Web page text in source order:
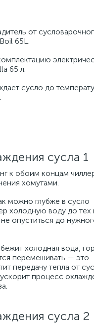
от
65L.
65 л.
сусло до
сусла 1
к обоим концам
хомутами.
можно глубже в сусло
холодную воду до тех
опуститься до
холодная вода,
перемешивать — это
передачу тепла от
процесс
сусла 2